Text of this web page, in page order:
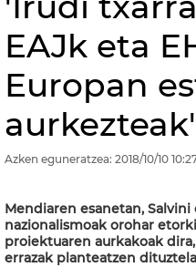
EAJk eta
Europan
aurkezteak'
Azken eguneratzea: 2018/10/10
Mendiaren esanetan, Salvini
nazionalismoak orohar
proiektuaren aurkakoak
errazak planteatzen